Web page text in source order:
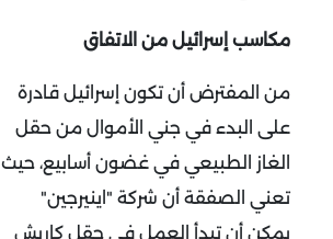
مكاسب إسرائيل من الاتفاق
من المفترض أن تكون إسرائيل قادرة
على البدء في جني الأموال من حقل
الغاز الطبيعي في غضون أسابيع، حيث
تعني الصفقة أن شركة "اينيرجين"
يمكن أن تبدأ العمل في حقل كاريش